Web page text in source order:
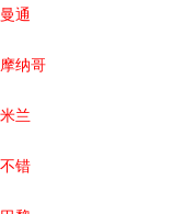
曼通
摩纳哥
米兰
不错